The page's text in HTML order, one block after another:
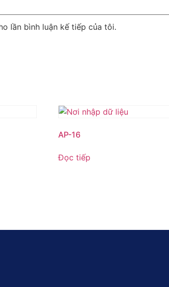
lần bình luận kế tiếp của tôi.
AP-16
Đọc tiếp